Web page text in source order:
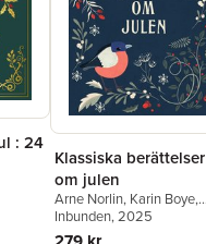
: 24
Klassiska berättelser
om julen
Arne Norlin, Karin Boye,
Zacharias Topelius
Rydberg
Inbunden, 2025